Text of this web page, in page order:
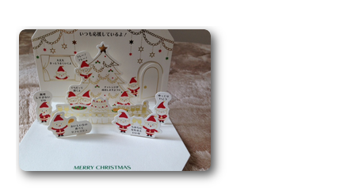
e
s
k
@
t
o
e
の
コ
メ
ン
ト